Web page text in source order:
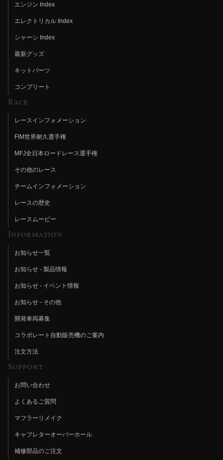
エンジン Index
エレクトリカル Index
シャーシ Index
最新グッズ
キットパーツ
コンプリート
Race
レースインフォメーション
FIM世界耐久選手権
MFJ全日本ロードレース選手権
その他のレース
チームインフォメーション
レースの歴史
レースムービー
Information
お知らせ一覧
お知らせ - 製品情報
お知らせ - イベント情報
お知らせ - その他
開発車両募集
コラボレート自動販売機のご案内
注文方法
Support
お問い合わせ
よくあるご質問
マフラーリメイク
キャブレターオーバーホール
補修部品のご注文